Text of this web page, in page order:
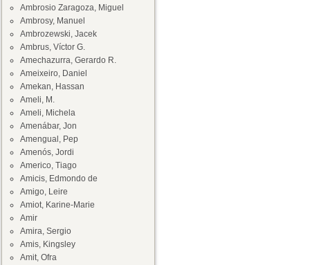
Ambrosio Zaragoza, Miguel
Ambrosy, Manuel
Ambrozewski, Jacek
Ambrus, Víctor G.
Amechazurra, Gerardo R.
Ameixeiro, Daniel
Amekan, Hassan
Ameli, M.
Ameli, Michela
Amenábar, Jon
Amengual, Pep
Amenós, Jordi
Americo, Tiago
Amicis, Edmondo de
Amigo, Leire
Amiot, Karine-Marie
Amir
Amira, Sergio
Amis, Kingsley
Amit, Ofra